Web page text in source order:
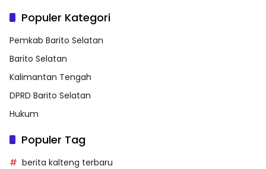
Populer Kategori
Pemkab Barito Selatan
Barito Selatan
Kalimantan Tengah
DPRD Barito Selatan
Hukum
Populer Tag
berita kalteng terbaru